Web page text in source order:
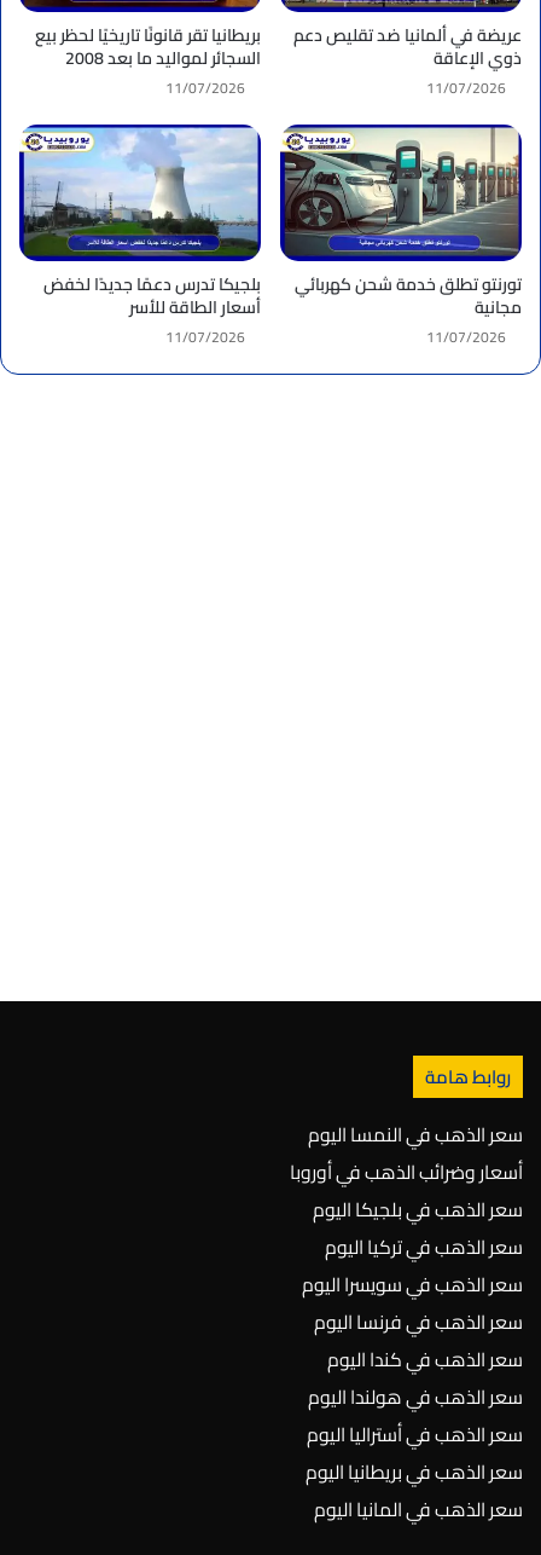
عريضة في ألمانيا ضد تقليص دعم
ذوي الإعاقة
11/07/2026
بريطانيا تقر قانونًا تاريخيًا لحظر بيع
السجائر لمواليد ما بعد 2008
11/07/2026
تورنتو تطلق خدمة شحن كهربائي
مجانية
11/07/2026
بلجيكا تدرس دعمًا جديدًا لخفض
أسعار الطاقة للأسر
11/07/2026
روابط هامة
سعر الذهب في النمسا اليوم
أسعار وضرائب الذهب في أوروبا
سعر الذهب في بلجيكا اليوم
سعر الذهب في تركيا اليوم
سعر الذهب في سويسرا اليوم
سعر الذهب في فرنسا اليوم
سعر الذهب في كندا اليوم
سعر الذهب في هولندا اليوم
سعر الذهب في أستراليا اليوم
سعر الذهب في بريطانيا اليوم
سعر الذهب في المانيا اليوم